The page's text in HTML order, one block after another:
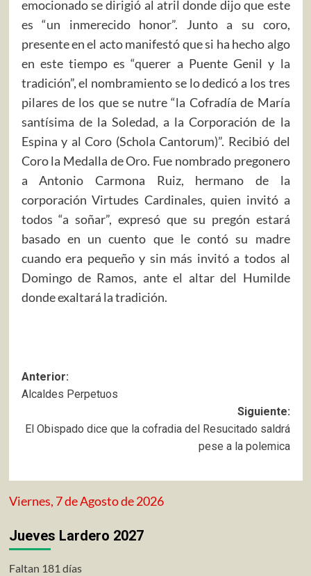
emocionado se dirigió al atril donde dijo que este
es “un inmerecido honor”. Junto a su coro,
presente en el acto manifestó que si ha hecho algo
en este tiempo es “querer a Puente Genil y la
tradición”, el nombramiento se lo dedicó a los tres
pilares de los que se nutre “la Cofradía de María
santísima de la Soledad, a la Corporación de la
Espina y al Coro (Schola Cantorum)”. Recibió del
Coro la Medalla de Oro. Fue nombrado pregonero
a Antonio Carmona Ruiz, hermano de la
corporación Virtudes Cardinales, quien invitó a
todos “a soñar”, expresó que su pregón estará
basado en un cuento que le contó su madre
cuando era pequeño y sin más invitó a todos al
Domingo de Ramos, ante el altar del Humilde
donde exaltará la tradición.
Navegación
de
entradas
Anterior:
Alcaldes Perpetuos
Siguiente:
El Obispado dice que la cofradia del Resucitado saldrá
pese a la polemica
Viernes, 7 de Agosto de 2026
Jueves Lardero 2027
Faltan 181 días